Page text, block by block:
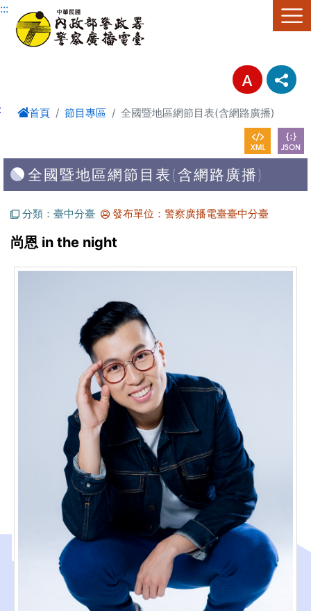
進入內容區塊
:::
首頁 節目專區 全國暨地區網節目表(含網路廣播)
全國暨地區網節目表(含網路廣播)
分類：臺中分臺 發布單位：警察廣播電臺臺中分臺
尚恩 in the night